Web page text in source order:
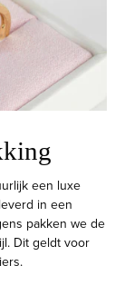
een luxe
in een
pakken we de
Dit geldt voor